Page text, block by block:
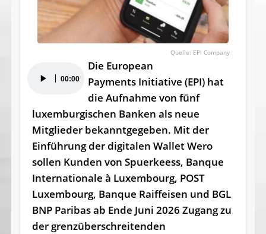
EPI Company
Player 00:00
Die European
Payments Initiative (EPI) hat
die Aufnahme von fünf
luxemburgischen Banken als neue
Mitglieder bekanntgegeben. Mit der
Einführung der digitalen Wallet Wero
sollen Kunden von Spuerkeess, Banque
Internationale à Luxembourg, POST
Luxembourg, Banque Raiffeisen und BGL
BNP Paribas ab Ende Juni 2026 Zugang zu
der grenzüberschreitenden